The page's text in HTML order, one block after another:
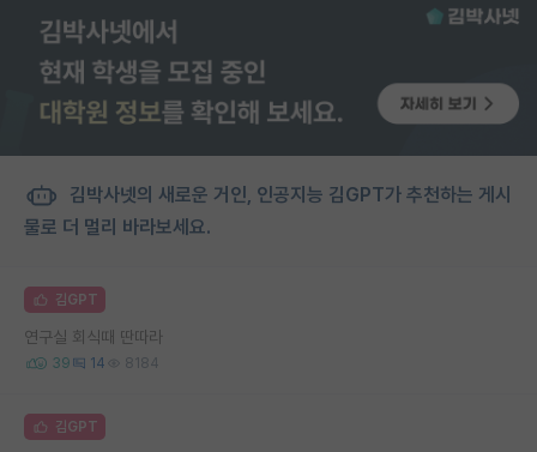
김박사넷의 새로운 거인, 인공지능 김GPT가 추천하는 게시
물로 더 멀리 바라보세요.
김GPT
연구실 회식때 딴따라
39 14 8184
김GPT